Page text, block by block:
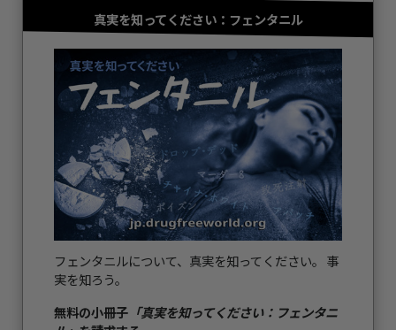
真実を知ってください： フェンタニル
フェンタニルについて、真実を知ってください。 事
実を知ろう。
無料の小冊子 「真実を知ってください：フェンタニ